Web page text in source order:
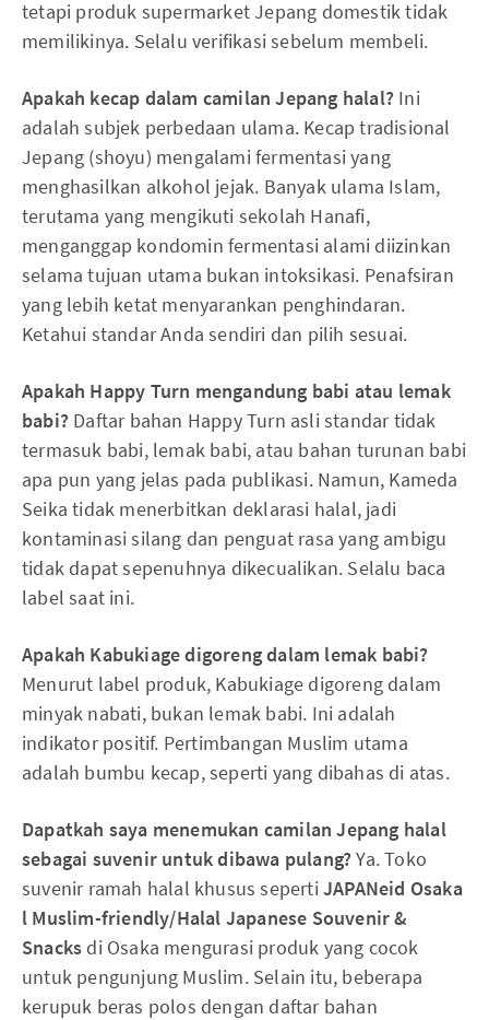
tetapi produk supermarket Jepang domestik tidak
memilikinya. Selalu verifikasi sebelum membeli.
Apakah kecap dalam camilan Jepang halal? Ini
adalah subjek perbedaan ulama. Kecap tradisional
Jepang (shoyu) mengalami fermentasi yang
menghasilkan alkohol jejak. Banyak ulama Islam,
terutama yang mengikuti sekolah Hanafi,
menganggap kondomin fermentasi alami diizinkan
selama tujuan utama bukan intoksikasi. Penafsiran
yang lebih ketat menyarankan penghindaran.
Ketahui standar Anda sendiri dan pilih sesuai.
Apakah Happy Turn mengandung babi atau lemak
babi? Daftar bahan Happy Turn asli standar tidak
termasuk babi, lemak babi, atau bahan turunan babi
apa pun yang jelas pada publikasi. Namun, Kameda
Seika tidak menerbitkan deklarasi halal, jadi
kontaminasi silang dan penguat rasa yang ambigu
tidak dapat sepenuhnya dikecualikan. Selalu baca
label saat ini.
Apakah Kabukiage digoreng dalam lemak babi?
Menurut label produk, Kabukiage digoreng dalam
minyak nabati, bukan lemak babi. Ini adalah
indikator positif. Pertimbangan Muslim utama
adalah bumbu kecap, seperti yang dibahas di atas.
Dapatkah saya menemukan camilan Jepang halal
sebagai suvenir untuk dibawa pulang? Ya. Toko
suvenir ramah halal khusus seperti JAPANeid Osaka
l Muslim-friendly/Halal Japanese Souvenir &
Snacksdi Osaka mengurasi produk yang cocok
untuk pengunjung Muslim. Selain itu, beberapa
kerupuk beras polos dengan daftar bahan